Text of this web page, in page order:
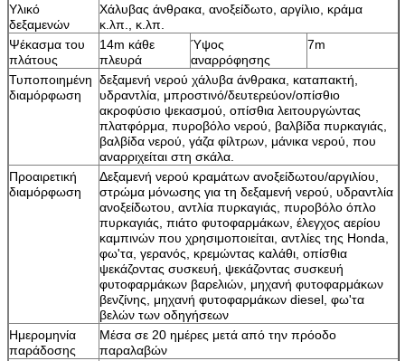
Υλικό
δεξαμενών
Χάλυβας άνθρακα, ανοξείδωτο, αργίλιο, κράμα
κ.λπ., κ.λπ.
Ψέκασμα του
πλάτους
14m κάθε
πλευρά
Ύψος
αναρρόφησης
7m
Τυποποιημένη
διαμόρφωση
δεξαμενή νερού χάλυβα άνθρακα, καταπακτή,
υδραντλία, μπροστινό/δευτερεύον/οπίσθιο
ακροφύσιο ψεκασμού, οπίσθια λειτουργώντας
πλατφόρμα, πυροβόλο νερού, βαλβίδα πυρκαγιάς,
βαλβίδα νερού, γάζα φίλτρων, μάνικα νερού, που
αναρριχείται στη σκάλα.
Προαιρετική
διαμόρφωση
Δεξαμενή νερού κραμάτων ανοξείδωτου/αργιλίου,
στρώμα μόνωσης για τη δεξαμενή νερού, υδραντλία
ανοξείδωτου, αντλία πυρκαγιάς, πυροβόλο όπλο
πυρκαγιάς, πιάτο φυτοφαρμάκων, έλεγχος αερίου
καμπινών που χρησιμοποιείται, αντλίες της Honda,
φω'τα, γερανός, κρεμώντας καλάθι, οπίσθια
ψεκάζοντας συσκευή, ψεκάζοντας συσκευή
φυτοφαρμάκων βαρελιών, μηχανή φυτοφαρμάκων
βενζίνης, μηχανή φυτοφαρμάκων diesel, φω'τα
βελών των οδηγήσεων
Ημερομηνία
παράδοσης
Μέσα σε 20 ημέρες μετά από την πρόοδο
παραλαβών